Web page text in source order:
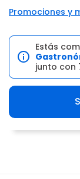
Promociones y
Estás
junto con